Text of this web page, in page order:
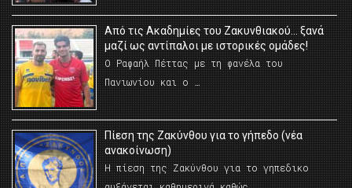
Από τις Ακαδημίες του Ζακυνθιακού… ξανά
μαζί ως αντίπαλοι με ιστορικές ομάδες!
Ο Ραφαήλ Πέττας με τη φανέλα του
Πανιωνίου και ο …
Πίεση της Ζακύνθου για το γήπεδο (νέα
ανακοίνωση)
Η πίεση της Ζακύνθου για το γηπεδικο